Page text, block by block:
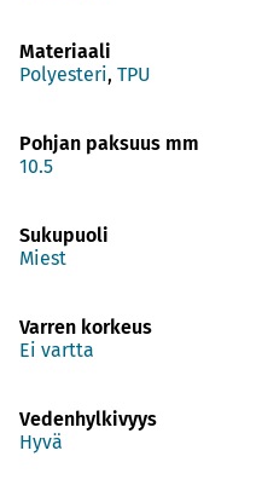
Materiaali
Polyesteri, TPU
Pohjan paksuus mm
10.5
Sukupuoli
Miest
Varren korkeus
Ei vartta
Vedenhylkivyys
Hyvä